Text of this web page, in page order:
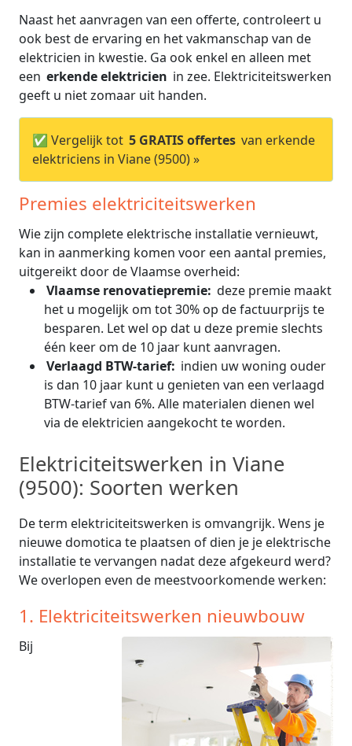
Naast het aanvragen van een offerte, controleert u
ook best de ervaring en het vakmanschap van de
elektricien in kwestie. Ga ook enkel en alleen met
een erkende elektricien in zee. Elektriciteitswerken
geeft u niet zomaar uit handen.
✅ Vergelijk tot 5 GRATIS offertes van erkende
elektriciens in Viane (9500) »
Premies elektriciteitswerken
Wie zijn complete elektrische installatie vernieuwt,
kan in aanmerking komen voor een aantal premies,
uitgereikt door de Vlaamse overheid:
Vlaamse renovatiepremie: deze premie maakt
het u mogelijk om tot 30% op de factuurprijs te
besparen. Let wel op dat u deze premie slechts
één keer om de 10 jaar kunt aanvragen.
Verlaagd BTW-tarief: indien uw woning ouder
is dan 10 jaar kunt u genieten van een verlaagd
BTW-tarief van 6%. Alle materialen dienen wel
via de elektricien aangekocht te worden.
Elektriciteitswerken in Viane
(9500): Soorten werken
De term elektriciteitswerken is omvangrijk. Wens je
nieuwe domotica te plaatsen of dien je je elektrische
installatie te vervangen nadat deze afgekeurd werd?
We overlopen even de meestvoorkomende werken:
1. Elektriciteitswerken nieuwbouw
Bij